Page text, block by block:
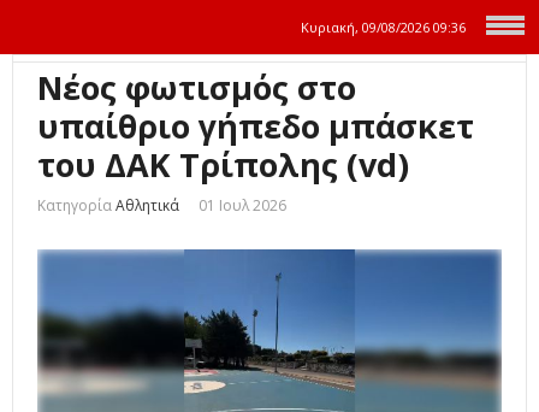
Κυριακή, 09/08/2026 09:36
Νέος φωτισμός στο
υπαίθριο γήπεδο μπάσκετ
του ΔΑΚ Τρίπολης (vd)
ΚατηγορίαΑθλητικά 01 Ιουλ 2026